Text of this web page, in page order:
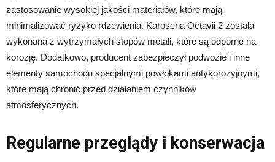
zastosowanie wysokiej jakości materiałów, które mają
minimalizować ryzyko rdzewienia. Karoseria Octavii 2 została
wykonana z wytrzymałych stopów metali, które są odporne na
korozję. Dodatkowo, producent zabezpieczył podwozie i inne
elementy samochodu specjalnymi powłokami antykorozyjnymi,
które mają chronić przed działaniem czynników
atmosferycznych.
Regularne przeglądy i konserwacja